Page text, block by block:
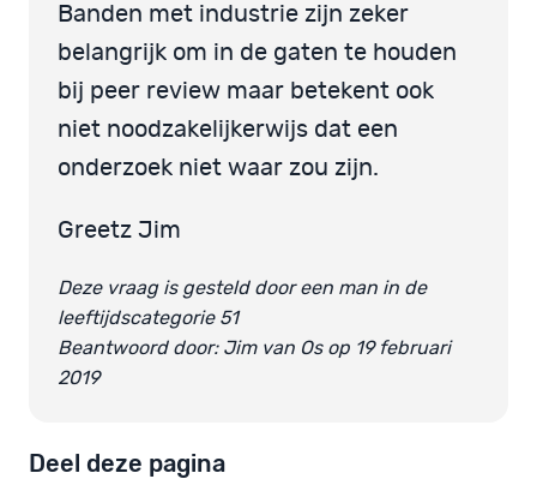
Banden met industrie zijn zeker
belangrijk om in de gaten te houden
bij peer review maar betekent ook
niet noodzakelijkerwijs dat een
onderzoek niet waar zou zijn.
Greetz Jim
Deze vraag is gesteld door een man in de
leeftijdscategorie 51
Beantwoord door: Jim van Os op 19 februari
2019
Deel deze pagina